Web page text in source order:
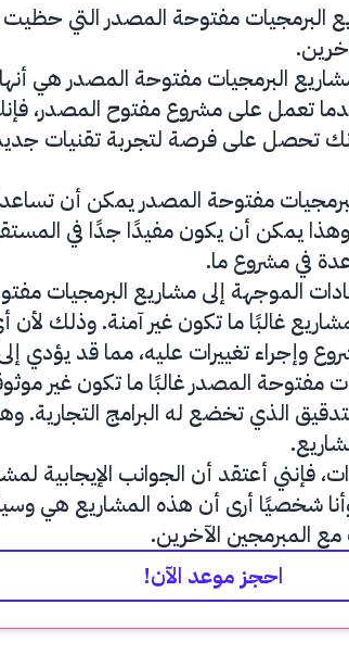
مفتوحة المصدر التي حظيت
البرمجيات مفتوحة المصدر هي
تعمل على مشروع مفتوح المصدر،
تحصل على فرصة لتجربة تقنيات
مفتوحة المصدر يمكن أن
وهذا يمكن أن يكون مفيدًا جدًا في
في مشروع ما.
الموجهة إلى مشاريع البرمجيات
غالبًا ما تكون غير آمنة. وذلك
وإجراء تغييرات عليه، مما قد يؤدي
مفتوحة المصدر غالبًا ما تكون غير
الذي تخضع له البرامج التجارية.
فإنني أعتقد أن الجوانب الإيجابية
شخصيًا أرى أن هذه المشاريع هي
مع المبرمجين الآخرين.
احجز موعد الآن!